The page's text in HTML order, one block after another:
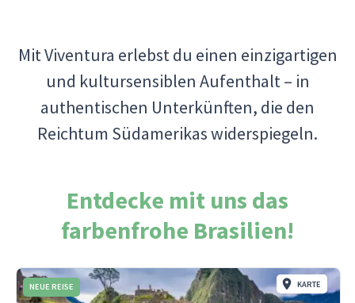
Mit Viventura erlebst du einen einzigartigen
und kultursensiblen Aufenthalt – in
authentischen Unterkünften, die den
Reichtum Südamerikas widerspiegeln.
Entdecke mit uns das
farbenfrohe Brasilien!
NEUE REISE KARTE